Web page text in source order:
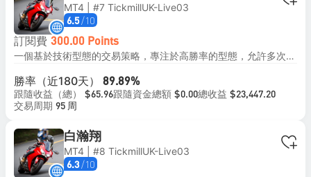
MT4 | #7 TickmillUK-Live03
6.5 /10
訂閱費 300.00 Points
一個基於技術型態的交易策略，專注於高勝率的型態，允許多次進場，而不使用如網格或馬丁格爾等高風險策略 回撤：在三年內最高約35%的回撤，確保風險平衡 月收益：目標平均月收益為3.5%，強調穩定的表現 最低投資：建議1500美元或以上 槓桿：建議使用高槓桿的ECN帳戶，槓桿不超過1.5倍
勝率（近180天） 89.89%
跟隨收益（總） $65.96跟隨資金總額 $0.00總收益 $23,447.20
交易周期 95 周
白瀚翔
MT4 | #8 TickmillUK-Live03
6.3 /10